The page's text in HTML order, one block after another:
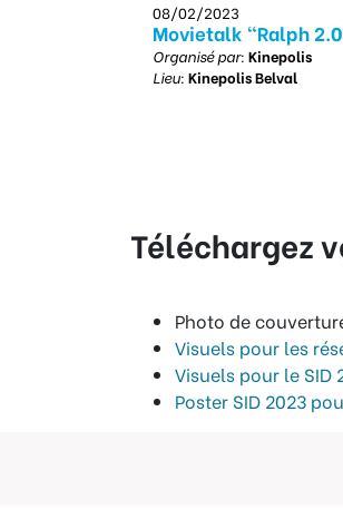
08/02/2023
Movietalk "Ralph
Organisé par: Kinepolis
Lieu: Kinepolis Belval
Téléchargez
Photo de
Visuels pour les
Visuels pour le
Poster SID 2023